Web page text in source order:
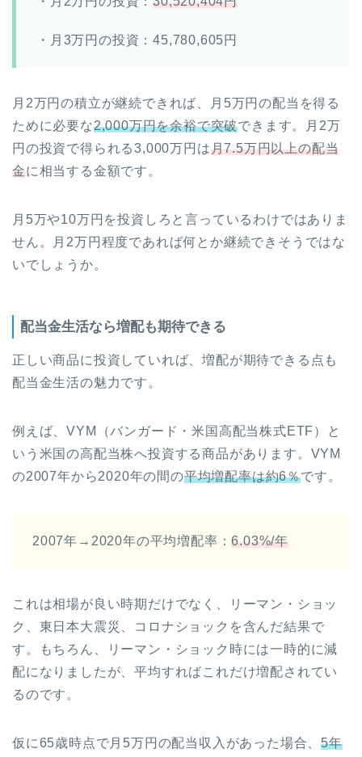
・月3万円の投資：45,780,605円
月2万円の積立が継続できれば、月5万円の配当を得る
ために必要な2,000万円を余裕で突破できます。月2万
円の投資で得られる3,000万円は月7.5万円以上の配当
金に相当する金額です。
月5万や10万円を投資しろと言っているわけではありま
せん。月2万円程度であれば何とか継続できそうではな
いでしょうか。
配当金生活なら増配も期待できる
正しい商品に投資していれば、増配が期待できる点も
配当金生活の魅力です。
例えば、VYM（バンガード・米国高配当株式ETF）と
いう米国の高配当株へ投資する商品があります。VYM
の2007年から2020年の間の平均増配率は約6％です。
2007年→2020年の平均増配率：6.03%/年
これは相場が良い時期だけでなく、リーマン・ショッ
ク、東日本大震災、コロナショックを含んだ結果で
す。もちろん、リーマン・ショック時には一時的に減
配になりましたが、平均すればこれだけ増配されてい
るのです。
仮に65歳時点で月5万円の配当収入があった場合、5年